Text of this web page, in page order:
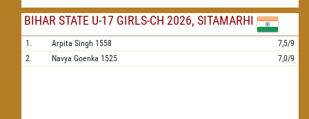
BIHAR STATE U-17 GIRLS-CH 2026, SITAMARHI
1. Arpita Singh 1558
7,5/9
2.
Navya Goenka 1525 7,0/9